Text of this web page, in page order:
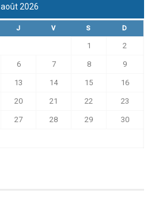
août 2026
J V S D
1 2
6 7 8 9
13 14 15 16
20 21 22 23
27 28 29 30